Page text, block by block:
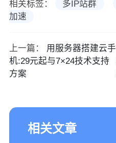
相关标签： 多IP站群
加速
上一篇：
用服务器搭建云手
机:29元起与7×24技术支持
方案
相关文章